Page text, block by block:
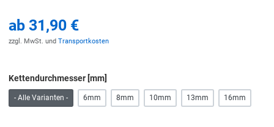
ab 31,90 €
zzgl. MwSt. und Transportkosten
Kettendurchmesser [mm]
- Alle Varianten - 6mm 8mm 10mm 13mm 16mm